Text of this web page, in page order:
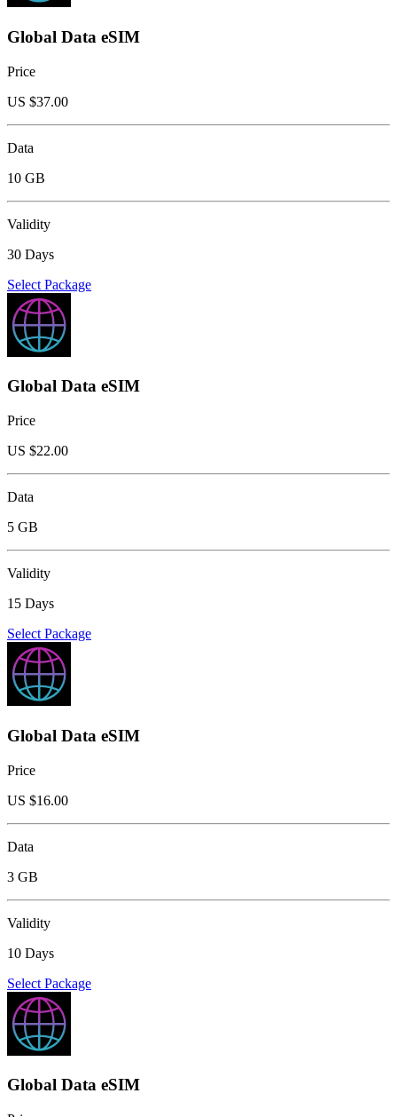
Global Data eSIM
Price
US $37.00
Data
10 GB
Validity
30 Days
Select Package
Global Data eSIM
Price
US $22.00
Data
5 GB
Validity
15 Days
Select Package
Global Data eSIM
Price
US $16.00
Data
3 GB
Validity
10 Days
Select Package
Global Data eSIM